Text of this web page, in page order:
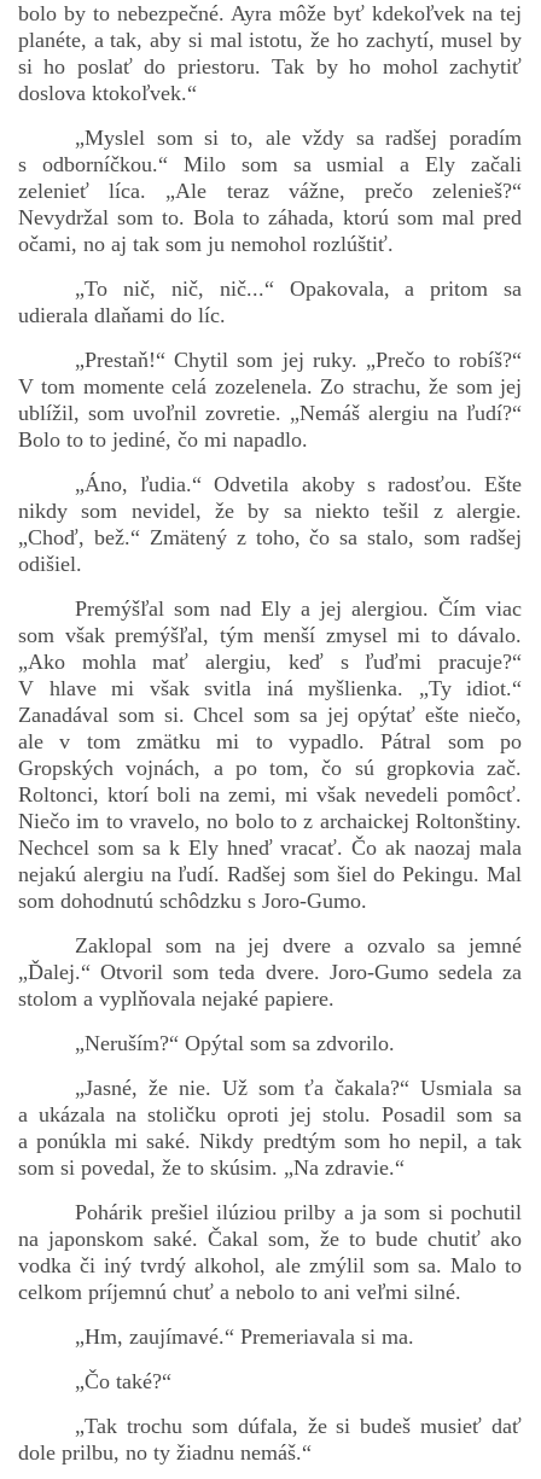
bolo by to nebezpečné. Ayra môže byť kdekoľvek na tej
planéte, a tak, aby si mal istotu, že ho zachytí, musel by
si ho poslať do priestoru. Tak by ho mohol zachytiť
doslova ktokoľvek.“
„Myslel som si to, ale vždy sa radšej poradím
s odborníčkou.“ Milo som sa usmial a Ely začali
zelenieť líca. „Ale teraz vážne, prečo zelenieš?“
Nevydržal som to. Bola to záhada, ktorú som mal pred
očami, no aj tak som ju nemohol rozlúštiť.
„To nič, nič, nič...“ Opakovala, a pritom sa
udierala dlaňami do líc.
„Prestaň!“ Chytil som jej ruky. „Prečo to robíš?“
V tom momente celá zozelenela. Zo strachu, že som jej
ublížil, som uvoľnil zovretie. „Nemáš alergiu na ľudí?“
Bolo to to jediné, čo mi napadlo.
„Áno, ľudia.“ Odvetila akoby s radosťou. Ešte
nikdy som nevidel, že by sa niekto tešil z alergie.
„Choď, bež.“ Zmätený z toho, čo sa stalo, som radšej
odišiel.
Premýšľal som nad Ely a jej alergiou. Čím viac
som však premýšľal, tým menší zmysel mi to dávalo.
„Ako mohla mať alergiu, keď s ľuďmi pracuje?“
V hlave mi však svitla iná myšlienka. „Ty idiot.“
Zanadával som si. Chcel som sa jej opýtať ešte niečo,
ale v tom zmätku mi to vypadlo. Pátral som po
Gropských vojnách, a po tom, čo sú gropkovia zač.
Roltonci, ktorí boli na zemi, mi však nevedeli pomôcť.
Niečo im to vravelo, no bolo to z archaickej Roltonštiny.
Nechcel som sa k Ely hneď vracať. Čo ak naozaj mala
nejakú alergiu na ľudí. Radšej som šiel do Pekingu. Mal
som dohodnutú schôdzku s Joro-Gumo.
Zaklopal som na jej dvere a ozvalo sa jemné
„Ďalej.“ Otvoril som teda dvere. Joro-Gumo sedela za
stolom a vyplňovala nejaké papiere.
„Neruším?“ Opýtal som sa zdvorilo.
„Jasné, že nie. Už som ťa čakala?“ Usmiala sa
a ukázala na stoličku oproti jej stolu. Posadil som sa
a ponúkla mi saké. Nikdy predtým som ho nepil, a tak
som si povedal, že to skúsim. „Na zdravie.“
Pohárik prešiel ilúziou prilby a ja som si pochutil
na japonskom saké. Čakal som, že to bude chutiť ako
vodka či iný tvrdý alkohol, ale zmýlil som sa. Malo to
celkom príjemnú chuť a nebolo to ani veľmi silné.
„Hm, zaujímavé.“ Premeriavala si ma.
„Čo také?“
„Tak trochu som dúfala, že si budeš musieť dať
dole prilbu, no ty žiadnu nemáš.“